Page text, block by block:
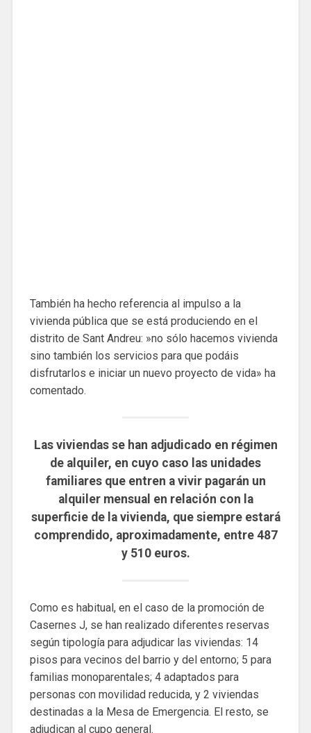
También ha hecho referencia al impulso a la
vivienda pública que se está produciendo en el
distrito de Sant Andreu: »no sólo hacemos vivienda
sino también los servicios para que podáis
disfrutarlos e iniciar un nuevo proyecto de vida» ha
comentado.
Las viviendas se han adjudicado en régimen
de alquiler, en cuyo caso las unidades
familiares que entren a vivir pagarán un
alquiler mensual en relación con la
superficie de la vivienda, que siempre estará
comprendido, aproximadamente, entre 487
y 510 euros.
Como es habitual, en el caso de la promoción de
Casernes J, se han realizado diferentes reservas
según tipología para adjudicar las viviendas: 14
pisos para vecinos del barrio y del entorno; 5 para
familias monoparentales; 4 adaptados para
personas con movilidad reducida, y 2 viviendas
destinadas a la Mesa de Emergencia. El resto, se
adjudican al cupo general.